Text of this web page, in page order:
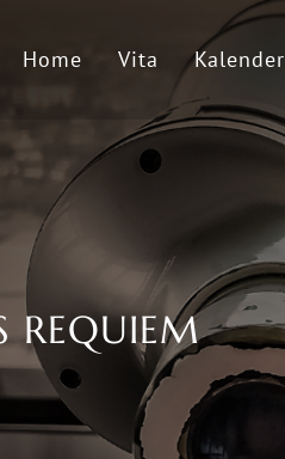
Home Vita Kalender
REQUIEM